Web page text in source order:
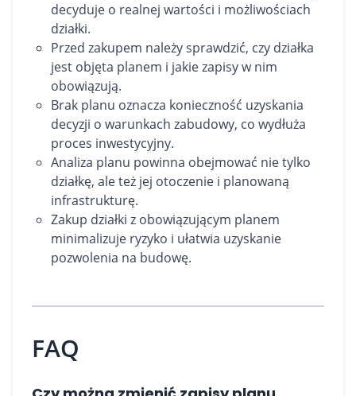
decyduje o realnej wartości i możliwościach
działki.
Przed zakupem należy sprawdzić, czy działka
jest objęta planem i jakie zapisy w nim
obowiązują.
Brak planu oznacza konieczność uzyskania
decyzji o warunkach zabudowy, co wydłuża
proces inwestycyjny.
Analiza planu powinna obejmować nie tylko
działkę, ale też jej otoczenie i planowaną
infrastrukturę.
Zakup działki z obowiązującym planem
minimalizuje ryzyko i ułatwia uzyskanie
pozwolenia na budowę.
FAQ